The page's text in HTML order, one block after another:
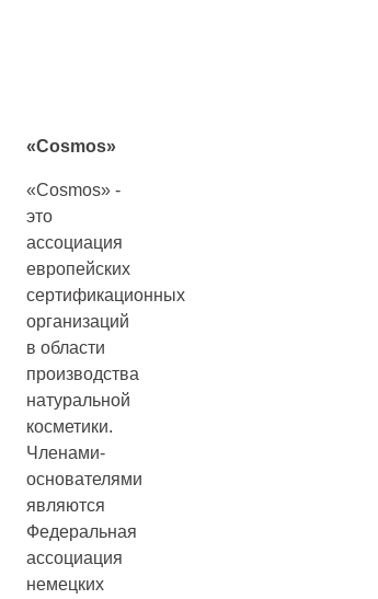
«Cosmos»
«Cosmos» -
это
ассоциация
европейских
сертификационных
организаций
в области
производства
натуральной
косметики.
Членами-
основателями
являются
Федеральная
ассоциация
немецких